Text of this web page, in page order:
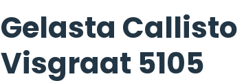
Gelasta Callisto
Visgraat 5105